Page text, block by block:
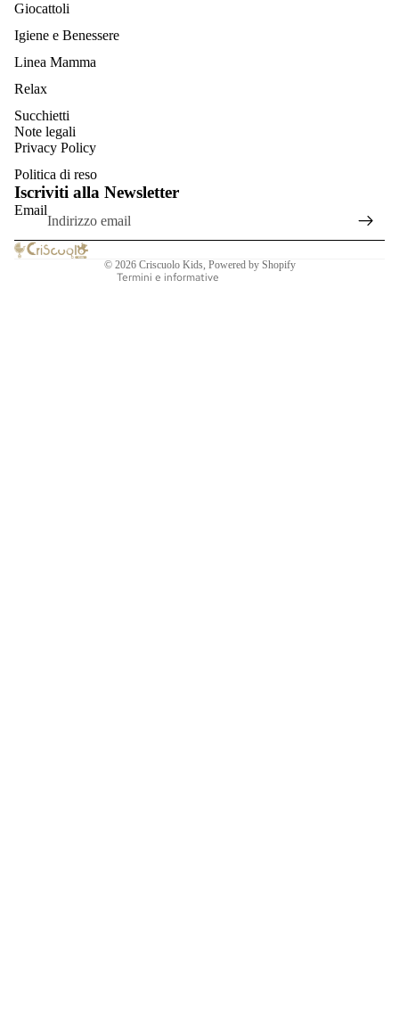
Giocattoli
Igiene e Benessere
Linea Mamma
Relax
Succhietti
Note legali
Privacy Policy
Politica di reso
Iscriviti alla Newsletter
Email
© 2026 Criscuolo Kids, Powered by Shopify
Termini e informative
Informativa sulla privacy
Informativa sui rimborsi
Termini e condizioni del servizio
Informativa sulle spedizioni
Recapiti
Informativa legale